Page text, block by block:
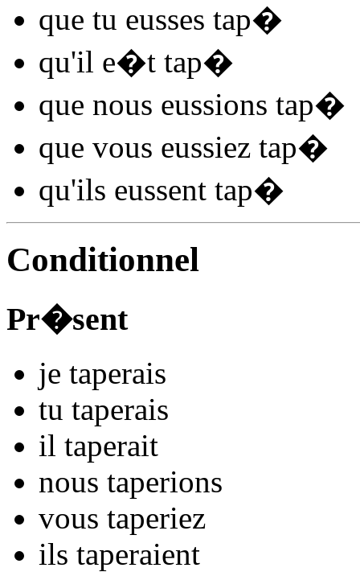
que tu eusses tap�
qu'il e�t tap�
que nous eussions tap�
que vous eussiez tap�
qu'ils eussent tap�
Conditionnel
Pr�sent
je taperais
tu taperais
il taperait
nous taperions
vous taperiez
ils taperaient